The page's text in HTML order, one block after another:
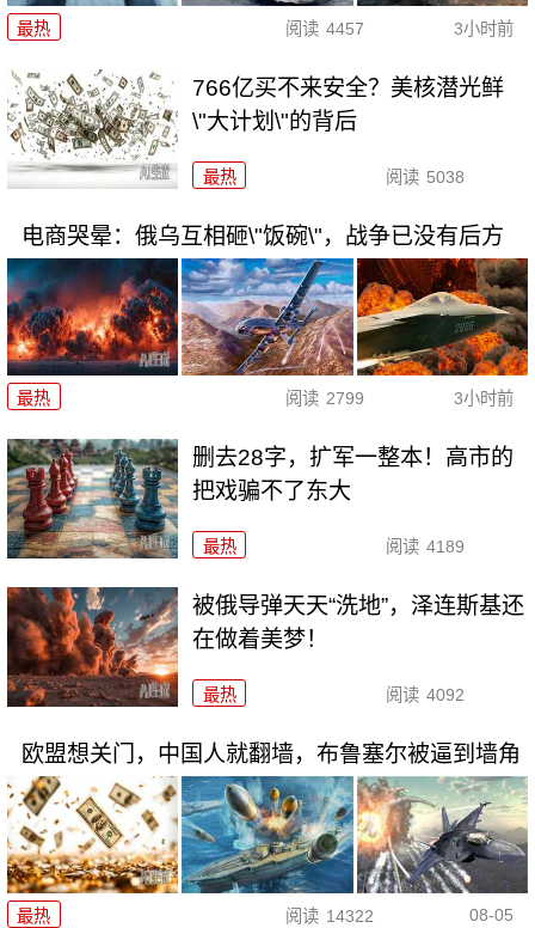
最热 阅读 4457 3小时前
766亿买不来安全？美核潜光鲜
\"大计划\"的背后
最热 阅读 5038
电商哭晕：俄乌互相砸\"饭碗\"，战争已没有后方
最热 阅读 2799 3小时前
删去28字，扩军一整本！高市的
把戏骗不了东大
最热 阅读 4189
被俄导弹天天“洗地”，泽连斯基还
在做着美梦！
最热 阅读 4092
欧盟想关门，中国人就翻墙，布鲁塞尔被逼到墙角
最热 阅读 14322 08-05